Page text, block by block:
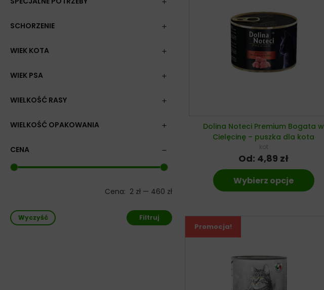
Dolina Noteci Premium Bogata w
Cielęcinę – puszka dla kota
kot
Od: 4,89 zł
Wybierz opcje
Promocja!
SCHORZENIE
WIEK KOTA
WIEK PSA
WIELKOŚĆ RASY
WIELKOŚĆ OPAKOWANIA
CENA
Cena: 2 zł — 460 zł
Wyczyść Filtruj